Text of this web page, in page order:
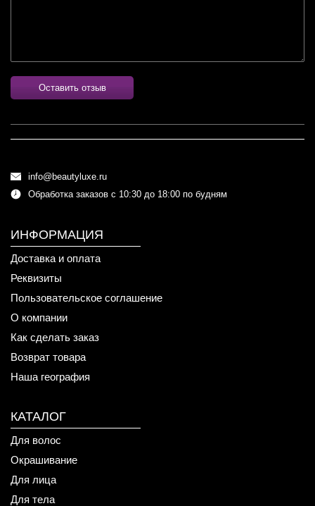
Оставить отзыв
info@beautyluxe.ru
Обработка заказов с 10:30 до 18:00 по будням
ИНФОРМАЦИЯ
Доставка и оплата
Реквизиты
Пользовательское соглашение
О компании
Как сделать заказ
Возврат товара
Наша география
КАТАЛОГ
Для волос
Окрашивание
Для лица
Для тела